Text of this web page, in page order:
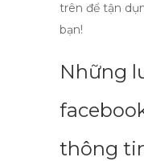
trên để tận
bạn!
Những
thông